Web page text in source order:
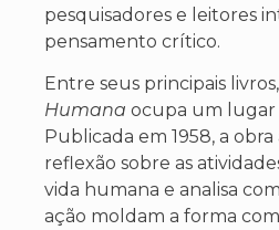
pesquisadores e leitores
pensamento crítico.
Entre seus principais
Humana ocupa um lugar
Publicada em 1958, a
reflexão sobre as
vida humana e analisa
ação moldam a forma